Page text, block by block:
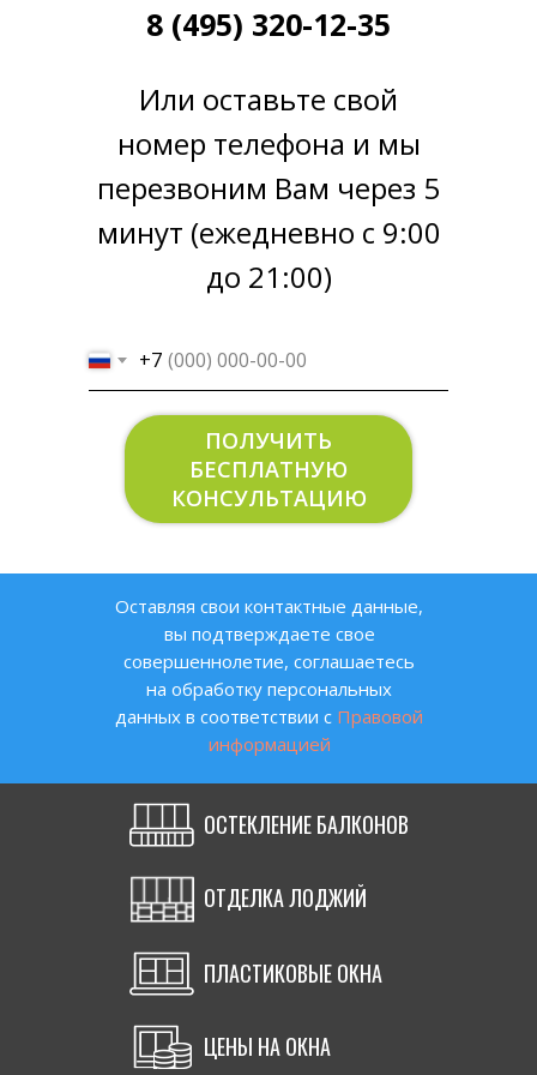
АНАЛОГИЧНАЯ ЗАДАЧА?
Оставьте заявку на консультацию
или позвоните по телефону 8 (495)
+7
КОНСУЛЬТАЦИЮ
МОНТАЖ ОКОН С
ЛАМИНАЦИЕЙ
Стоимость
под ключ
8 (495) 320-12-35
Или оставьте свой
номер телефона и мы
перезвоним Вам через 5
минут (ежедневно с 9:00
до 21:00)
+7
ПОЛУЧИТЬ
БЕСПЛАТНУЮ
КОНСУЛЬТАЦИЮ
Оставляя свои контактные данные,
вы подтверждаете свое
совершеннолетие, соглашаетесь
на обработку персональных
данных в соответствии с Правовой
информацией
ОСТЕКЛЕНИЕ БАЛКОНОВ
ОТДЕЛКА ЛОДЖИЙ
ПЛАСТИКОВЫЕ ОКНА
ЦЕНЫ НА ОКНА